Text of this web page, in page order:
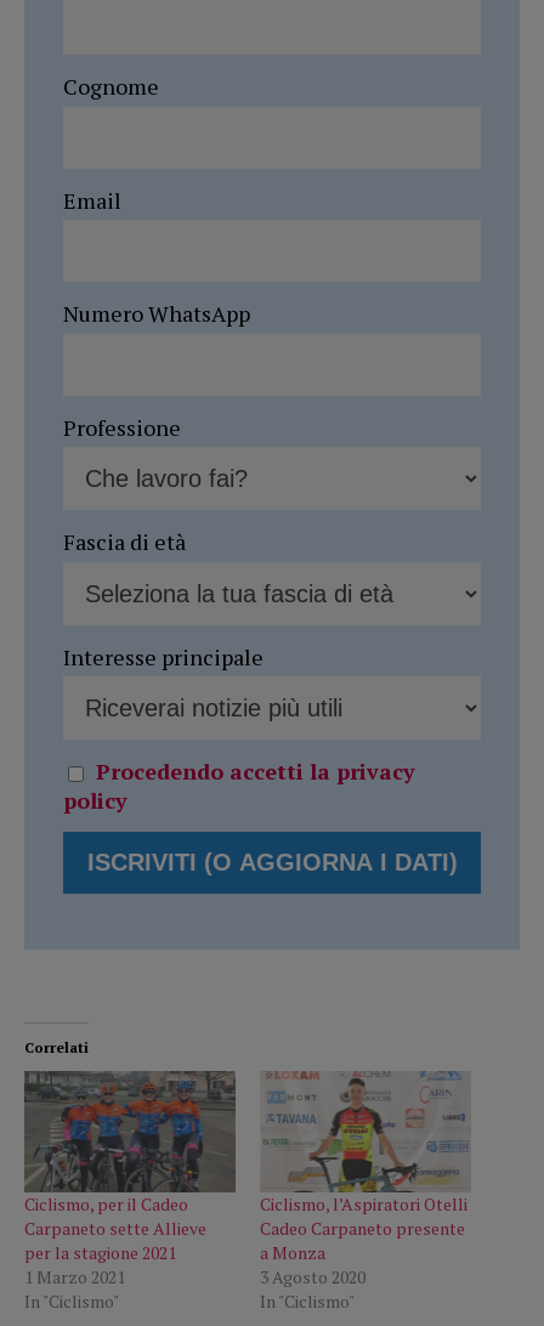
Cognome
Email
Numero WhatsApp
Professione
Fascia di età
Interesse principale
Procedendo accetti la privacy
policy
Correlati
Ciclismo, per il Cadeo
Carpaneto sette Allieve
per la stagione 2021
1 Marzo 2021
In "Ciclismo"
Ciclismo, l’Aspiratori Otelli
Cadeo Carpaneto presente
a Monza
3 Agosto 2020
In "Ciclismo"